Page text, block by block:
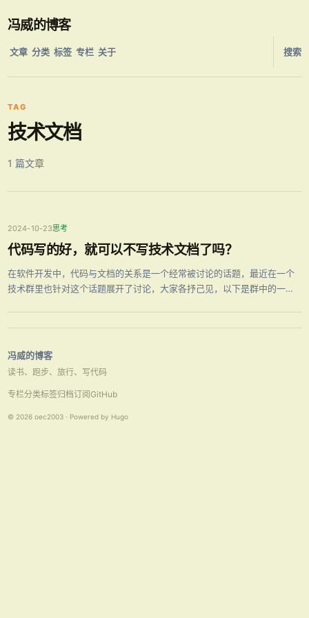
冯威的博客
文章 分类 标签 专栏 关于 搜索
TAG
技术文档
1 篇文章
2024-10-23思考
代码写的好，就可以不写技术文档了吗？
在软件开发中，代码与文档的关系是一个经常被讨论的话题，最近在一个
技术群里也针对这个话题展开了讨论，大家各抒己见，以下是群中的一些
冯威的博客
读书、跑步、旅行、写代码
专栏分类标签归档订阅GitHub
© 2026 oec2003 · Powered by Hugo